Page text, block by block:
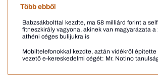
Több ebből
Babzsákbolttal kezdte, ma 58 milliárd forint a
fitneszkirály vagyona, akinek van magyarázata a
athéni céges bulijukra is
Mobiltelefonokkal kezdte, aztán vidékről építette
vezető e-kereskedelmi cégét: Mr. Notino